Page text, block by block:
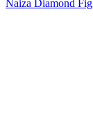
Naiza Diamond